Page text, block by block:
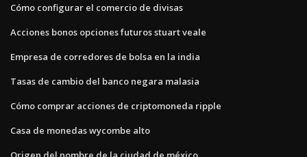
Cómo configurar el comercio de divisas
Acciones bonos opciones futuros stuart veale
Empresa de corredores de bolsa en la india
Tasas de cambio del banco negara malasia
Cómo comprar acciones de criptomoneda ripple
Casa de monedas wycombe alto